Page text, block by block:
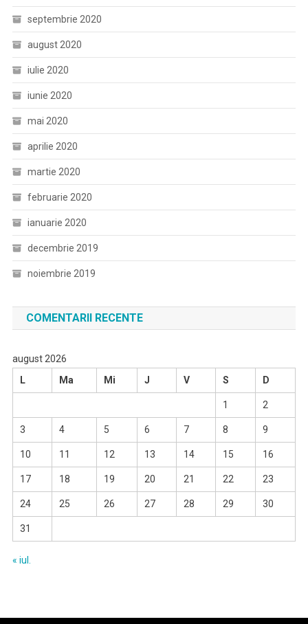
septembrie 2020
august 2020
iulie 2020
iunie 2020
mai 2020
aprilie 2020
martie 2020
februarie 2020
ianuarie 2020
decembrie 2019
noiembrie 2019
COMENTARII RECENTE
august 2026
L
Ma Mi J V S D
1 2
3 4 5 6 7 8 9
10 11 12 13 14 15 16
17 18 19 20 21 22 23
24 25 26 27 28 29 30
31
« iul.